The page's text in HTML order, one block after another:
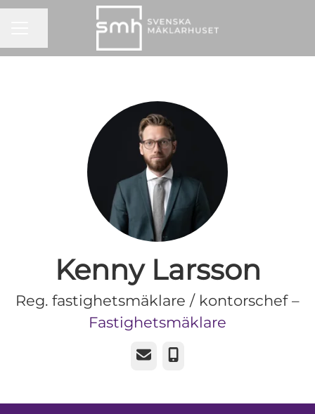
Kenny Larsson
Reg. fastighetsmäklare / kontorschef –
Fastighetsmäklare
E-postTelefon